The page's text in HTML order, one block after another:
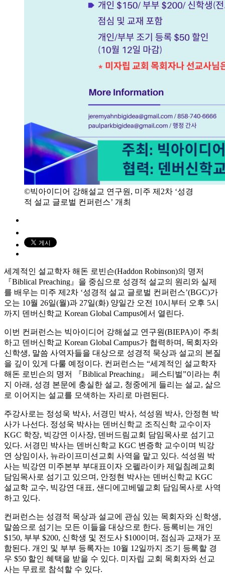
©빅아이디어 강해설교 연구원, 미주 제2차 ‘성경
적 설교 글로벌 컨퍼런스’ 개최
세계적인 설교학자 해돈 로빈슨(Haddon Robinson)의 명저
『Biblical Preaching』을 중심으로 성경적 설교의 원리와 실제
를 배우는 미주 제2차 ‘성경적 설교 글로벌 컨퍼런스’(BGC)가
오는 10월 26일(월)과 27일(화) 양일간 오전 10시부터 오후 5시
까지 덴버신학교 Korean Global Campus에서 열린다.
이번 컨퍼런스는 빅아이디어 강해설교 연구원(BIEPA)이 주최
하고 덴버신학교 Korean Global Campus가 협력하며, 목회자와
신학생, 말씀 사역자들을 대상으로 성경적 묵상과 설교의 본질
을 깊이 있게 다룰 예정이다. 컨퍼런스는 “세계적인 설교학자
해돈 로빈슨의 명저 『Biblical Preaching』 페스티벌”이라는 취
지 아래, 성경 본문에 충실한 설교, 청중에게 들리는 설교, 삶으
로 이어지는 설교를 모색하는 자리로 마련된다.
주강사로는 정성욱 박사, 서경민 박사, 석성원 박사, 안정현 박
사가 나선다. 정성욱 박사는 덴버신학교 조직신학 교수이자
KGC 학장, 빅강연 이사장, 덴버드림교회 담임목사로 섬기고
있다. 서경민 박사는 덴버신학교 KGC 변증학 교수이며 빅강
연 상임이사, 뉴라이프미션교회 사역을 맡고 있다. 석성원 박
사는 빅강연 미주본부 부대표이자 오펠라이카 제일침례교회
담임목사로 섬기고 있으며, 안정현 박사는 덴버신학교 KGC
설교학 교수, 빅강연 대표, 샌디에고베델교회 담임목사로 사역
하고 있다.
컨퍼런스는 성경적 목상과 설교에 관심 있는 목회자와 신학생,
말씀으로 섬기는 모든 이들을 대상으로 한다. 등록비는 개인
$150, 부부 $200, 신학생 및 전도사 $100이며, 점심과 교재가 포
함된다. 개인 및 부부 등록자는 10월 12일까지 조기 등록할 경
우 $50 할인 혜택을 받을 수 있다. 미자립 교회 목회자와 선교
사는 무료로 참석할 수 있다.